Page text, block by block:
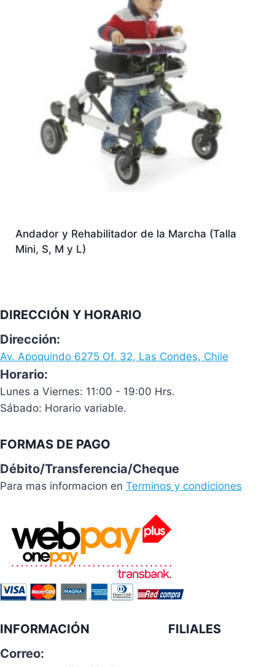
Andador y Rehabilitador de la Marcha (Talla
Mini, S, M y L)
DIRECCIÓN Y HORARIO
Dirección:
Av. Apoquindo 6275 Of. 32, Las Condes, Chile
Horario:
Lunes a Viernes: 11:00 - 19:00 Hrs.
Sábado: Horario variable.
FORMAS DE PAGO
Débito/Transferencia/Cheque
Para mas informacion en Terminos y condiciones
INFORMACIÓN
Correo:
FILIALES